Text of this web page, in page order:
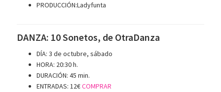
PRODUCCIÓN:Ladyfunta
DANZA: 10 Sonetos, de OtraDanza
DÍA: 3 de octubre, sábado
HORA: 20:30 h.
DURACIÓN: 45 min.
ENTRADAS: 12€COMPRAR